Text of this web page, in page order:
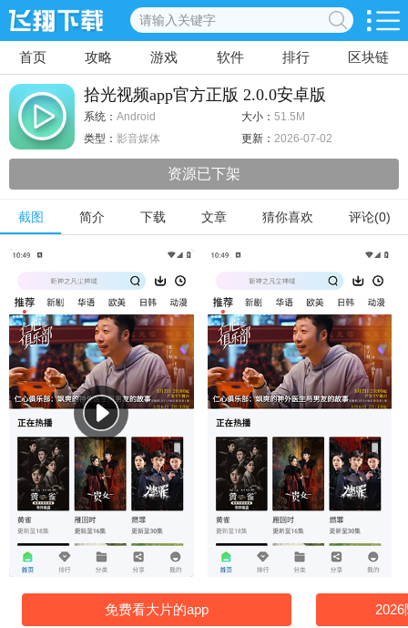
首页 攻略 游戏 软件 排行 区块链
拾光视频app官方正版 2.0.0安卓版
系统： Android 大小： 51.5M
类型： 影音媒体 更新： 2026-07-02
资源已下架
截图 简介 下载 文章 猜你喜欢 评论(0)
免费看大片的app